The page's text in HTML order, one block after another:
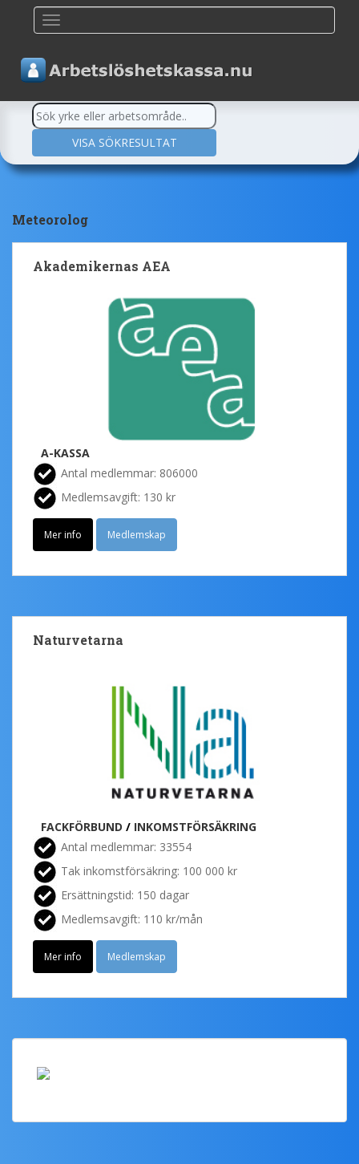
Meteorolog
Akademikernas AEA
A-KASSA
Antal medlemmar: 806000
Medlemsavgift: 130 kr
Mer info Medlemskap
Naturvetarna
FACKFÖRBUND / INKOMSTFÖRSÄKRING
Antal medlemmar: 33554
Tak inkomstförsäkring: 100 000 kr
Ersättningstid: 150 dagar
Medlemsavgift: 110 kr/mån
Mer info Medlemskap